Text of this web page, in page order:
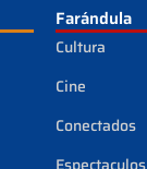
Farándula
Cultura
Cine
Conectados